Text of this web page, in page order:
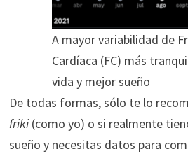
A mayor variabilidad de
Cardíaca (FC) más
vida y mejor sueño
De todas formas, sólo te lo
friki(como yo) o si realmente
sueño y necesitas datos para